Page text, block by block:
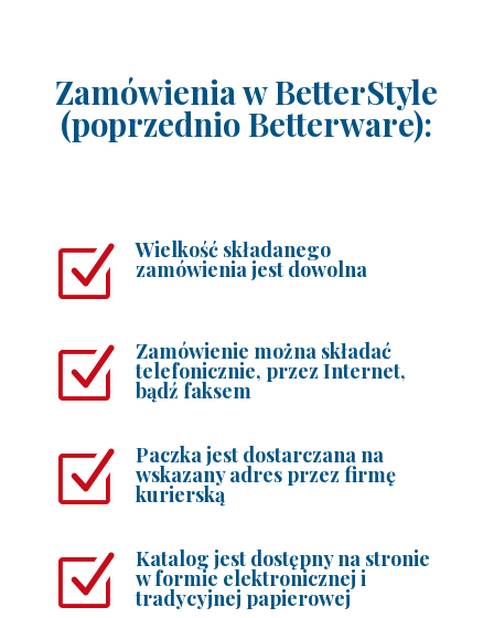
Zamówienia w BetterStyle
(poprzednio Betterware):
Z Wielkość składanego
zamówienia jest dowolna
Z Zamówienie można składać
telefonicznie, przez Internet,
bądź faksem
Z Paczka jest dostarczana na
wskazany adres przez firmę
kurierską
Z Katalog jest dostępny na stronie
w formie elektronicznej i
tradycyjnej papierowej